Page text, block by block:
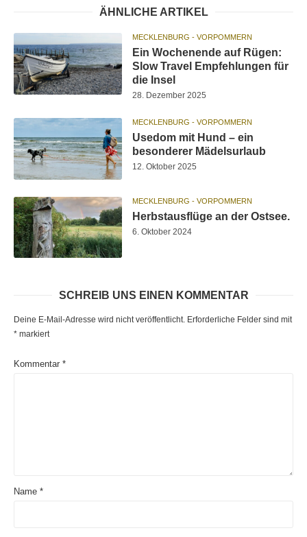
ÄHNLICHE ARTIKEL
MECKLENBURG - VORPOMMERN
Ein Wochenende auf Rügen:
Slow Travel Empfehlungen für
die Insel
28. Dezember 2025
MECKLENBURG - VORPOMMERN
Usedom mit Hund – ein
besonderer Mädelsurlaub
12. Oktober 2025
MECKLENBURG - VORPOMMERN
Herbstausflüge an der Ostsee.
6. Oktober 2024
SCHREIB UNS EINEN KOMMENTAR
Deine E-Mail-Adresse wird nicht veröffentlicht. Erforderliche Felder sind mit
* markiert
Kommentar *
Name *